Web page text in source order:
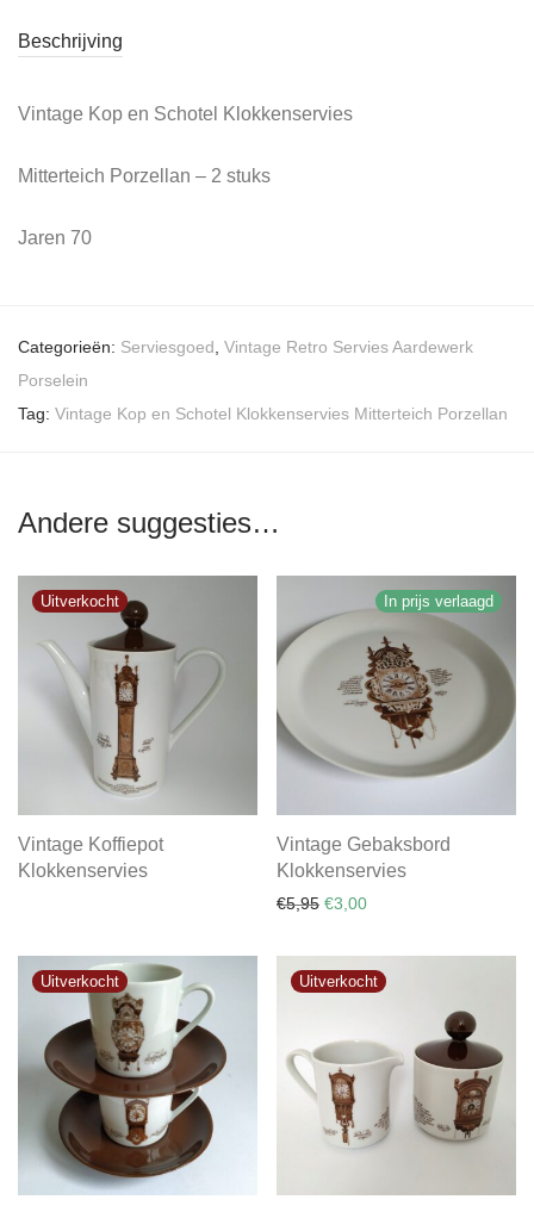
Beschrijving
Vintage Kop en Schotel Klokkenservies
Mitterteich Porzellan – 2 stuks
Jaren 70
Categorieën: Serviesgoed Vintage Retro Servies Aardewerk
Porselein
Tag: Vintage Kop en Schotel Klokkenservies Mitterteich Porzellan
Andere suggesties…
Vintage Koffiepot
Klokkenservies
In prijs verlaagd
Vintage Gebaksbord
Klokkenservies
€5,95 Oorspronkelijke prijs was:
€3,00Huidige prijs is: €3,00.